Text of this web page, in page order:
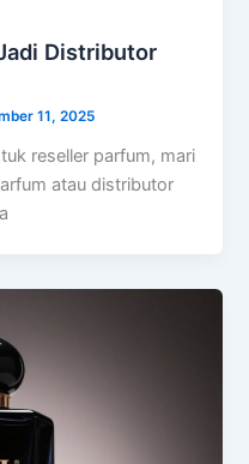
Distributor
11, 2025
reseller parfum, mari
atau distributor